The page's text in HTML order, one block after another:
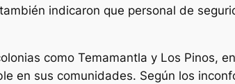
indicaron que personal de
como Temamantla y Los Pinos,
en sus comunidades. Según los